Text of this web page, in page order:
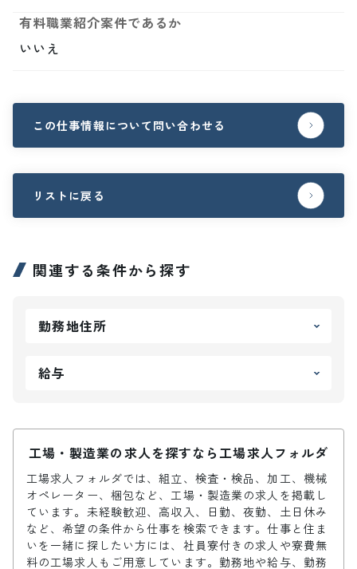
有料職業紹介案件であるか
いいえ
この仕事情報について問い合わせる
リストに戻る
関連する条件から探す
勤務地住所
給与
工場・製造業の求人を探すなら工場求人フォルダ
工場求人フォルダでは、組立、検査・検品、加工、機械
オペレーター、梱包など、工場・製造業の求人を掲載し
ています。未経験歓迎、高収入、日勤、夜勤、土日休み
など、希望の条件から仕事を検索できます。仕事と住ま
いを一緒に探したい方には、社員寮付きの求人や寮費無
料の工場求人もご用意しています。勤務地や給与、勤務